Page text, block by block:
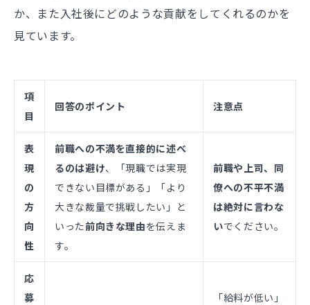
か、また入社後にどのような貢献をしてくれるのかを
見ています。
項
目
回答のポイント 注意点
表
現
の
方
向
性
前職への不満を直接的に述べ
るのは避け、「現職では実現
できない目標がある」「より
大きな裁量で挑戦したい」と
いった前向きな理由を伝えま
す。
前職や上司、同
僚への不平不満
は絶対に言わな
いでください。
応
募
「給料が低い」